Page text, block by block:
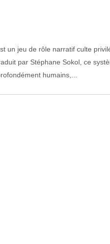
un jeu de rôle narratif culte
par Stéphane Sokol, ce
humains,